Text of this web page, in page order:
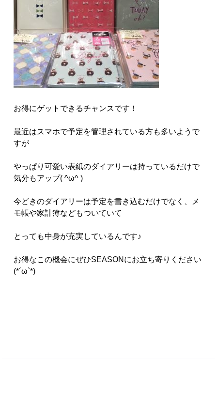
お得にゲットできるチャンスです！
最近はスマホで予定を管理されている方も多いようで
すが
やっぱり可愛い表紙のダイアリーは持っているだけで
気分もアップ( ^ω^ )
今どきのダイアリーは予定を書き込むだけでなく、メ
モ帳や家計簿などもついていて
とっても中身が充実しているんです♪
お得なこの機会にぜひSEASONにお立ち寄りください
(*´ω`*)